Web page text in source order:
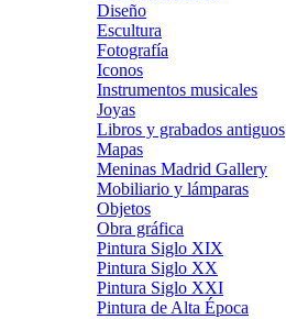
Diseño
Escultura
Fotografía
Iconos
Instrumentos musicales
Joyas
Libros y grabados antiguos
Mapas
Meninas Madrid Gallery
Mobiliario y lámparas
Objetos
Obra gráfica
Pintura Siglo XIX
Pintura Siglo XX
Pintura Siglo XXI
Pintura de Alta Época